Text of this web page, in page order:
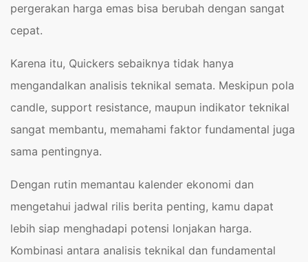
pergerakan harga emas bisa berubah dengan sangat
cepat.
Karena itu, Quickers sebaiknya tidak hanya
mengandalkan analisis teknikal semata. Meskipun pola
candle, support resistance, maupun indikator teknikal
sangat membantu, memahami faktor fundamental juga
sama pentingnya.
Dengan rutin memantau kalender ekonomi dan
mengetahui jadwal rilis berita penting, kamu dapat
lebih siap menghadapi potensi lonjakan harga.
Kombinasi antara analisis teknikal dan fundamental